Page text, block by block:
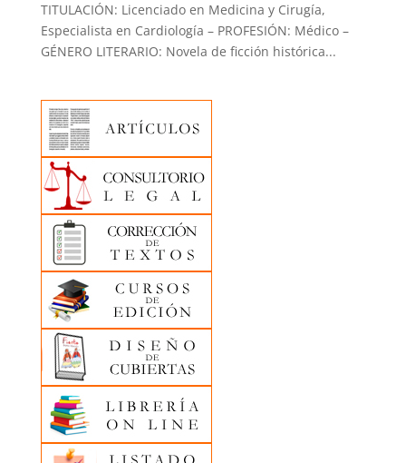
TITULACIÓN: Licenciado en Medicina y Cirugía,
Especialista en Cardiología – PROFESIÓN: Médico –
GÉNERO LITERARIO: Novela de ficción histórica...